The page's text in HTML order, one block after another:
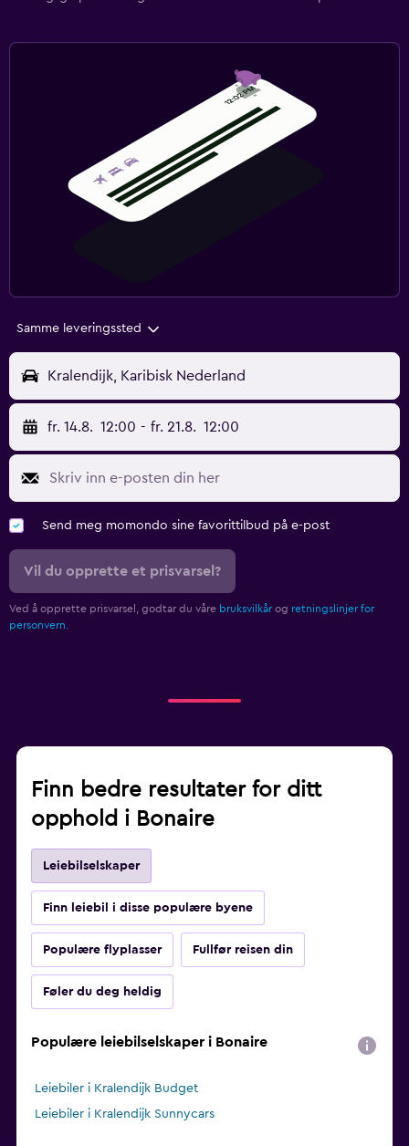
Samme leveringssted
Kralendijk, Karibisk Nederland
fr. 14.8. 12:00 - fr. 21.8. 12:00
Send meg momondo sine favorittilbud på e-post
Vil du opprette et prisvarsel?
Ved å opprette prisvarsel, godtar du våre bruksvilkår og retningslinjer for
personvern.
Finn bedre resultater for ditt
opphold i Bonaire
Leiebilselskaper
Finn leiebil i disse populære byene
Populære flyplasser Fullfør reisen din
Føler du deg heldig
Populære leiebilselskaper i Bonaire
Leiebiler i Kralendijk Budget
Leiebiler i Kralendijk Sunnycars